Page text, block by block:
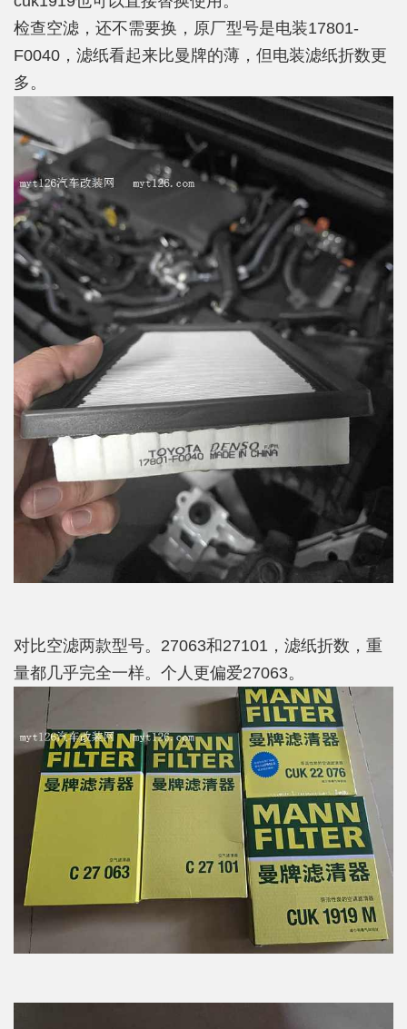
检查空滤，还不需要换，原厂型号是电装17801-
F0040，滤纸看起来比曼牌的薄，但电装滤纸折数更
多。
对比空滤两款型号。27063和27101，滤纸折数，重
量都几乎完全一样。个人更偏爱27063。